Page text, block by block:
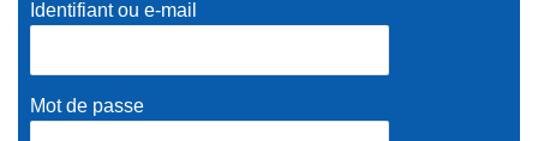
Identifiant ou e-mail
Mot de passe